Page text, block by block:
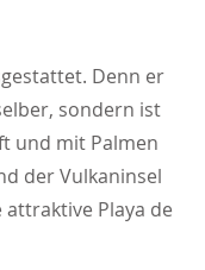
Denn er
sondern ist
und mit Palmen
der Vulkaninsel
Playa de